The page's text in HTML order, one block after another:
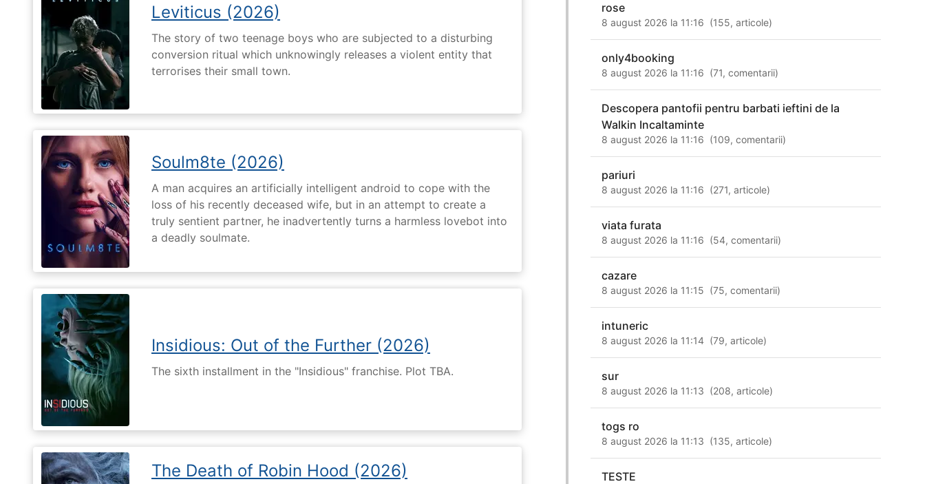
Leviticus (2026)
The story of two teenage boys who are subjected to a disturbing
conversion ritual which unknowingly releases a violent entity that
terrorises their small town.
Soulm8te (2026)
A man acquires an artificially intelligent android to cope with the
loss of his recently deceased wife, but in an attempt to create a
truly sentient partner, he inadvertently turns a harmless lovebot into
a deadly soulmate.
Insidious: Out of the Further (2026)
The sixth installment in the "Insidious" franchise. Plot TBA.
The Death of Robin Hood (2026)
rose
8 august 2026 la 11:16 (155,articole)
only4booking
8 august 2026 la 11:16 (71,comentarii)
Descopera pantofii pentru barbati ieftini de la
Walkin Incaltaminte
8 august 2026 la 11:16 (109,comentarii)
pariuri
8 august 2026 la 11:16 (271,articole)
viata furata
8 august 2026 la 11:16 (54,comentarii)
cazare
8 august 2026 la 11:15 (75,comentarii)
intuneric
8 august 2026 la 11:14 (79,articole)
sur
8 august 2026 la 11:13 (208,articole)
togs ro
8 august 2026 la 11:13 (135,articole)
TESTE